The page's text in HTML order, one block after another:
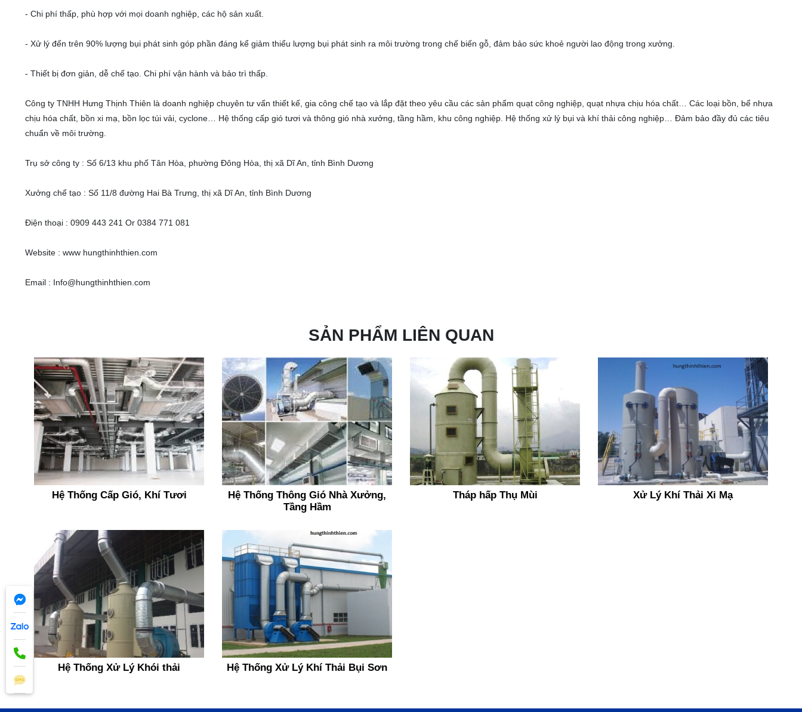
- Chi phí thấp, phù hợp với mọi doanh nghiệp, các hộ sản xuất.
- Xử lý đến trên 90% lượng bụi phát sinh góp phần đáng kể giảm thiểu lượng bụi phát sinh ra môi trường trong chế biến gỗ, đảm bảo sức khoẻ người lao động trong xưởng.
- Thiết bị đơn giản, dễ chế tạo. Chi phí vận hành và bảo trì thấp.
Công ty TNHH Hưng Thịnh Thiên là doanh nghiệp chuyên tư vấn thiết kế, gia công chế tạo và lắp đặt theo yêu cầu các sản phẩm quạt công nghiệp, quạt nhựa chịu hóa chất… Các loại bồn, bể nhựa
chịu hóa chất, bồn xi mạ, bồn lọc túi vải, cyclone… Hệ thống cấp gió tươi và thông gió nhà xưởng, tầng hầm, khu công nghiệp. Hệ thống xử lý bụi và khí thải công nghiệp… Đảm bảo đầy đủ các tiêu
chuẩn về môi trường.
Trụ sở công ty : Số 6/13 khu phố Tân Hòa, phường Đông Hòa, thị xã Dĩ An, tỉnh Bình Dương
Xưởng chế tạo : Số 11/8 đường Hai Bà Trưng, thị xã Dĩ An, tỉnh Bình Dương
Điện thoại : 0909 443 241 Or 0384 771 081
Website : www hungthinhthien.com
Email : Info@hungthinhthien.com
SẢN PHẨM LIÊN QUAN
Hệ Thống Cấp Gió, Khí Tươi
Hệ Thống Thông Gió Nhà Xưởng,
Tầng Hầm
Tháp hấp Thụ Mùi Xử Lý Khí Thải Xi Mạ
Hệ Thống Xử Lý Khói thải Hệ Thống Xử Lý Khí Thải Bụi Sơn